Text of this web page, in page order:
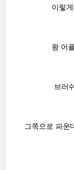
이렇
왕 어
브러
그쪽으로 파운